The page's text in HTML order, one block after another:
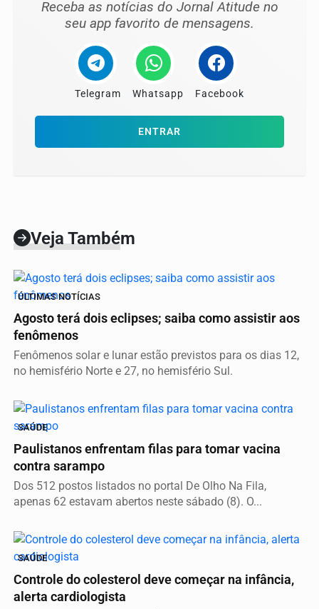
Receba as notícias do Jornal Atitude no
seu app favorito de mensagens.
Telegram Whatsapp Facebook
ENTRAR
Veja Também
ÚLTIMAS NOTÍCIAS
Agosto terá dois eclipses; saiba como assistir aos
fenômenos
Fenômenos solar e lunar estão previstos para os dias 12,
no hemisfério Norte e 27, no hemisfério Sul.
SAÚDE
Paulistanos enfrentam filas para tomar vacina
contra sarampo
Dos 512 postos listados no portal De Olho Na Fila,
apenas 62 estavam abertos neste sábado (8). O...
SAÚDE
Controle do colesterol deve começar na infância,
alerta cardiologista